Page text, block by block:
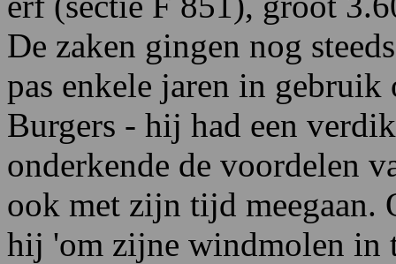
De zaken gingen nog
pas enkele jaren in
Burgers - hij had een
onderkende de voordelen
ook met zijn tijd meegaan.
hij 'om zijne windmolen in